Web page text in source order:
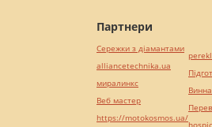
Партнери
Сережки з діамантами
alliancetechnika.ua
миралинкс
Веб мастер
https://motokosmos.ua/